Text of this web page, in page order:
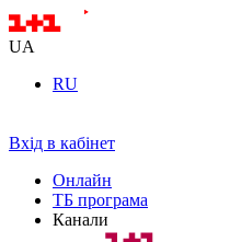
UA
RU
Вхід в кабінет
Онлайн
ТБ програма
Канали